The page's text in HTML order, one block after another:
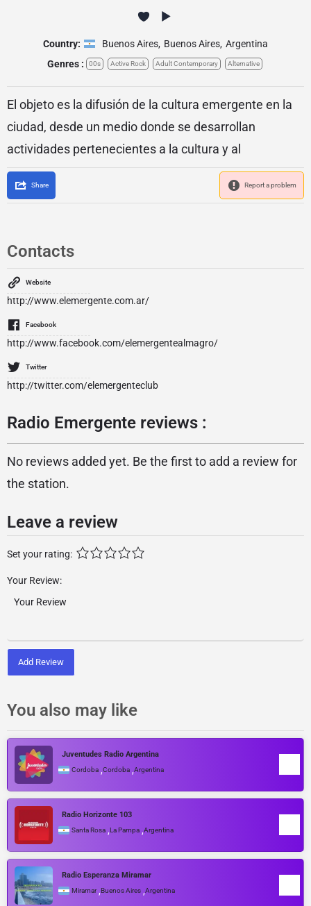
Country: Buenos Aires, Buenos Aires, Argentina
Genres :
00s Active Rock Adult Contemporary Alternative
El objeto es la difusión de la cultura emergente en la
ciudad, desde un medio donde se desarrollan
actividades pertenecientes a la cultura y al
Share Report a problem
Contacts
Website
http://www.elemergente.com.ar/
Facebook
http://www.facebook.com/elemergentealmagro/
Twitter
http://twitter.com/elemergenteclub
Radio Emergente reviews :
No reviews added yet. Be the first to add a review for
the station.
Leave a review
Set your rating:
Your Review:
Add Review
You also may like
Juventudes Radio Argentina
Cordoba ,Cordoba ,Argentina
Radio Horizonte 103
Santa Rosa ,La Pampa ,Argentina
Radio Esperanza Miramar
Miramar ,Buenos Aires ,Argentina